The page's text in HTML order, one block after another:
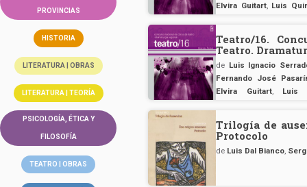
PROVINCIAS
HISTORIA
LITERATURA | OBRAS
LITERATURA | TEORÍA
PSICOLOGÍA, ÉTICA Y
FILOSOFÍA
TEATRO | OBRAS
Elvira Guitart, Luis
Teatro/16.
Teatro.
de Luis Ignacio
Fernando José
Elvira Guitart, Luis
Trilogía de
Protocolo
de Luis Dal Bianco,